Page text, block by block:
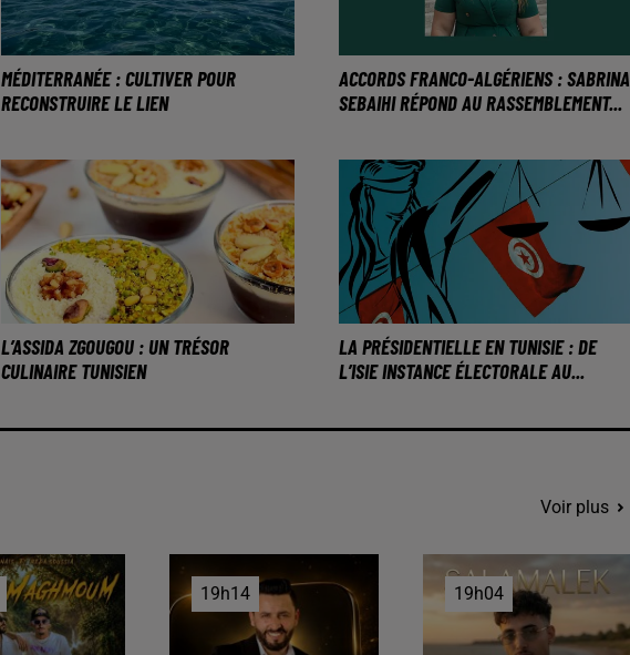
MÉDITERRANÉE : CULTIVER POUR
RECONSTRUIRE LE LIEN
ACCORDS FRANCO-ALGÉRIENS : SABRINA
SEBAIHI RÉPOND AU RASSEMBLEMENT...
L’ASSIDA ZGOUGOU : UN TRÉSOR
CULINAIRE TUNISIEN
LA PRÉSIDENTIELLE EN TUNISIE : DE
L’ISIE INSTANCE ÉLECTORALE AU...
Voir plus
19h14
19h14 19h04
19h04